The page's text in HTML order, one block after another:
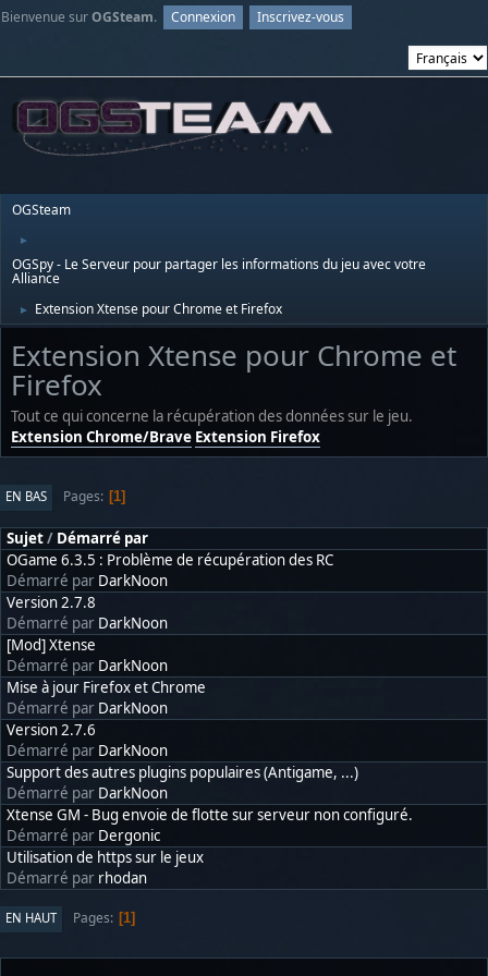
Bienvenue surOGSteam. Connexion Inscrivez-vous
OGSteam
►
OGSpy - Le Serveur pour partager les informations du jeu avec votre
Alliance
► Extension Xtense pour Chrome et Firefox
Extension Xtense pour Chrome et
Firefox
Tout ce qui concerne la récupération des données sur le jeu.
Extension Chrome/Brave Extension Firefox
EN BAS Pages 1
Sujet/ Démarré par
OGame 6.3.5 : Problème de récupération des RC
Démarré par DarkNoon
Version 2.7.8
Démarré par DarkNoon
[Mod] Xtense
Démarré par DarkNoon
Mise à jour Firefox et Chrome
Démarré par DarkNoon
Version 2.7.6
Démarré par DarkNoon
Support des autres plugins populaires (Antigame, ...)
Démarré par DarkNoon
Xtense GM - Bug envoie de flotte sur serveur non configuré.
Démarré par Dergonic
Utilisation de https sur le jeux
Démarré par rhodan
EN HAUT Pages 1